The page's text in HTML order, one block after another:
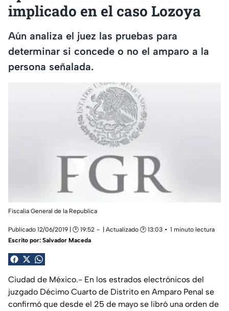
implicado en el caso Lozoya
Aún analiza el juez las pruebas para
determinar si concede o no el amparo a la
persona señalada.
Fiscalia General de la Republica
Publicado 12/06/2019 | 🕑 19:52 | Actualizado 🕑 13:03
1 minuto lectura
Escrito por: Salvador Maceda
Ciudad de México.- En los estrados electrónicos del
juzgado Décimo Cuarto de Distrito en Amparo Penal se
confirmó que desde el 25 de mayo se libró una orden de